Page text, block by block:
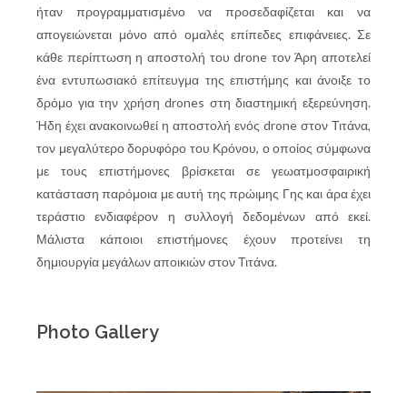
ήταν προγραμματισμένο να προσεδαφίζεται και να
απογειώνεται μόνο από ομαλές επίπεδες επιφάνειες. Σε
κάθε περίπτωση η αποστολή του drone τον Άρη αποτελεί
ένα εντυπωσιακό επίτευγμα της επιστήμης και άνοιξε το
δρόμο για την χρήση drones στη διαστημική εξερεύνηση.
Ήδη έχει ανακοινωθεί η αποστολή ενός drone στον Τιτάνα,
τον μεγαλύτερο δορυφόρο του Κρόνου, ο οποίος σύμφωνα
με τους επιστήμονες βρίσκεται σε γεωατμοσφαιρική
κατάσταση παρόμοια με αυτή της πρώιμης Γης και άρα έχει
τεράστιο ενδιαφέρον η συλλογή δεδομένων από εκεί.
Μάλιστα κάποιοι επιστήμονες έχουν προτείνει τη
δημιουργία μεγάλων αποικιών στον Τιτάνα.
Photo Gallery